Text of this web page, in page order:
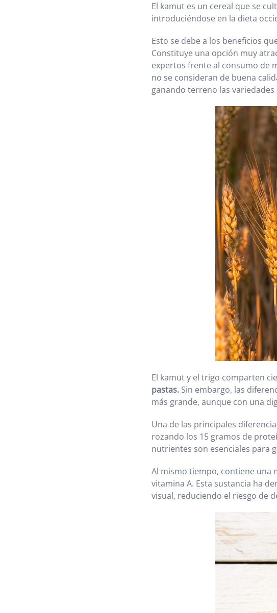
El kamut es un cereal que se
introduciéndose en la dieta
Esto se debe a los beneficios
Constituye una opción muy
expertos frente al consumo de
no se consideran de buena
ganando terreno las
El kamut y el trigo comparten
pastas. Sin embargo, las
más grande, aunque con una
Una de las principales
rozando los 15 gramos de
nutrientes son esenciales para
Al mismo tiempo, contiene una
vitamina A. Esta sustancia ha
visual, reduciendo el riesgo de